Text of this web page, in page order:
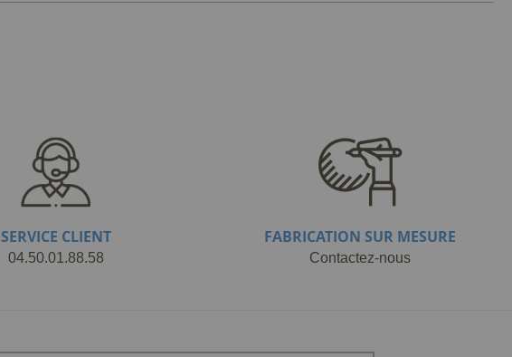
SERVICE CLIENT
04.50.01.88.58
FABRICATION SUR MESURE
Contactez-nous